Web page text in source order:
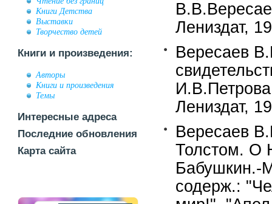
Книги Детства
Выставки
Творчество детей
Книги и произведения:
Авторы
Книги и произведения
Темы
Интересные адреса
Последние обновления
Карта сайта
Лениздат,
Вересаев
Лениздат,
Вересаев
Толстом. О
Бабушкин.-
содерж.: